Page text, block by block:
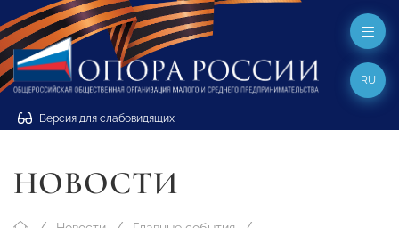
Версия для слабовидящих
RU
НОВОСТИ